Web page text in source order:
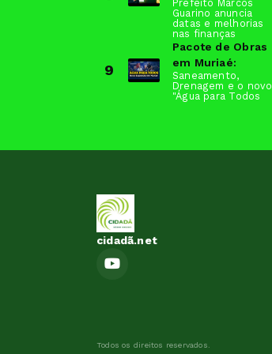
Prefeito Marcos
Guarino anuncia
datas e melhorias
nas finanças
9
Pacote de Obras
em Muriaé:
Saneamento,
Drenagem e o novo
"Água para Todos
cidadã.net
Todos os direitos reservados.